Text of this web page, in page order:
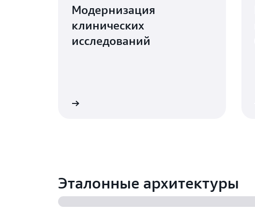
Модернизация
клинических
исследований
Эталонные архитектуры